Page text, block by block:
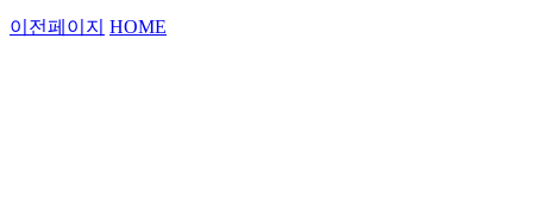
이전페이지 HOME